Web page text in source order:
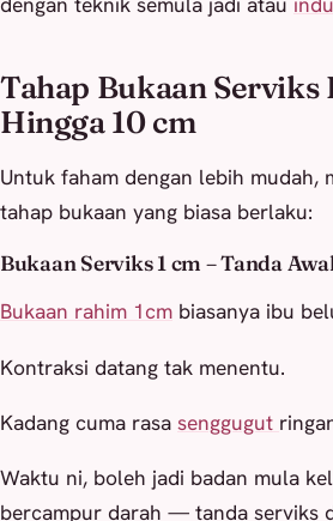
Tahap Bukaan Serviks
Hingga 10 cm
Untuk faham dengan lebih mudah,
tahap bukaan yang biasa berlaku:
Bukaan Serviks 1 cm – Tanda
Bukaan rahim 1cm biasanya ibu
Kontraksi datang tak menentu.
Kadang cuma rasa senggugut
Waktu ni, boleh jadi badan mula
bercampur darah — tanda serviks